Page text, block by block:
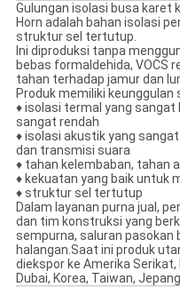
Gulungan isolasi busa karet
Horn adalah bahan isolasi
struktur sel tertutup.
Ini diproduksi tanpa
bebas formaldehida, VOCS
tahan terhadap jamur dan
Produk memiliki keunggulan
♦ isolasi termal yang
sangat rendah
♦ isolasi akustik yang
dan transmisi suara
♦ tahan kelembaban, tahan
♦ kekuatan yang baik untuk
♦ struktur sel tertutup
Dalam layanan purna jual,
dan tim konstruksi yang
sempurna, saluran pasokan
halangan.Saat ini produk
diekspor ke Amerika Serikat,
Dubai, Korea, Taiwan,